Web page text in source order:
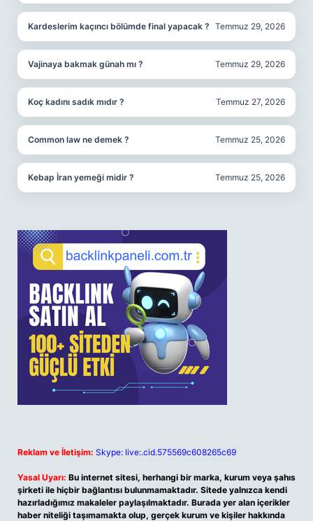
Kardeslerim kaçıncı bölümde final yapacak ? Temmuz 29, 2026
Vajinaya bakmak günah mı ? Temmuz 29, 2026
Koç kadını sadık mıdır ? Temmuz 27, 2026
Common law ne demek ? Temmuz 25, 2026
Kebap İran yemeği midir ? Temmuz 25, 2026
Reklam ve İletişim: Skype: live:.cid.575569c608265c69
Yasal Uyarı: Bu internet sitesi, herhangi bir marka, kurum veya şahıs
şirketi ile hiçbir bağlantısı bulunmamaktadır. Sitede yalnızca kendi
hazırladığımız makaleler paylaşılmaktadır. Burada yer alan içerikler
haber niteliği taşımamakta olup, gerçek kurum ve kişiler hakkında